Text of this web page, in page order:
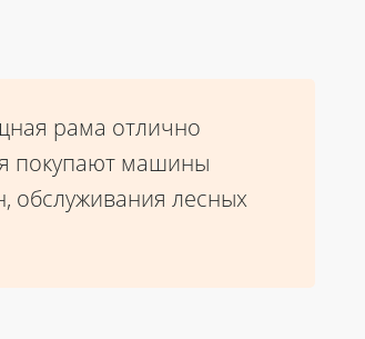
рама отлично
покупают машины
обслуживания лесных